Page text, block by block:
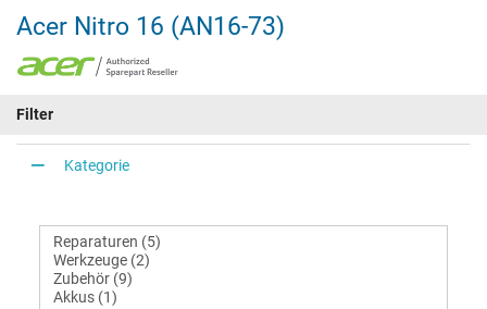
Acer Nitro 16 (AN16-73)
Filter
Kategorie